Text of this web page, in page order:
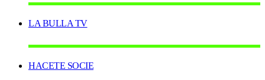
LA BULLA TV
HACETE SOCIE